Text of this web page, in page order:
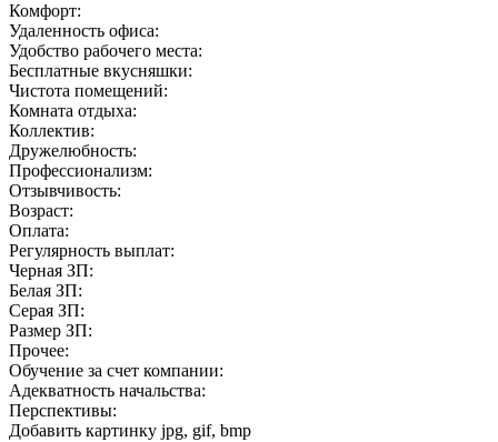
Комфорт:
Удаленность офиса:
Удобство рабочего места:
Бесплатные вкусняшки:
Чистота помещений:
Комната отдыха:
Коллектив:
Дружелюбность:
Профессионализм:
Отзывчивость:
Возраст:
Оплата:
Регулярность выплат:
Черная ЗП:
Белая ЗП:
Серая ЗП:
Размер ЗП:
Прочее:
Обучение за счет компании:
Адекватность начальства:
Перспективы:
Добавить картинку jpg, gif, bmp